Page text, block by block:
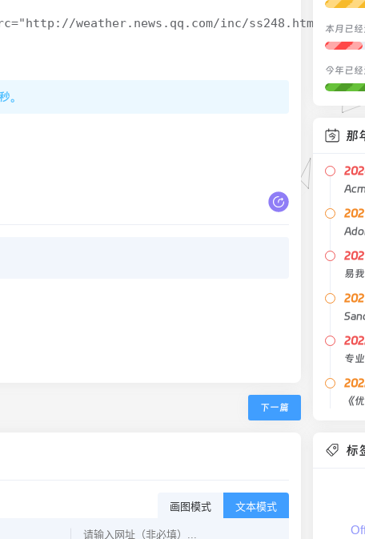
weather.news.qq.com/inc/ss248.htm" ></
。
下一篇
画图模式 文本模式
本月已
今年已
那
标